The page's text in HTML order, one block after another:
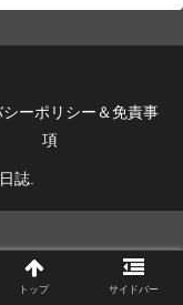
シーポリシー＆免責事
項
誌.
トップ サイドバー